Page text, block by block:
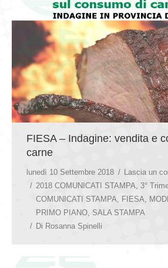
FIESA – Indagine: vendita e
carne
lunedì 10 Settembre 2018
Lascia un
2018 COMUNICATI STAMPA, 3°
COMUNICATI STAMPA, FIESA,
PRIMO PIANO, SALA STAMPA
Di Rosanna Spinelli